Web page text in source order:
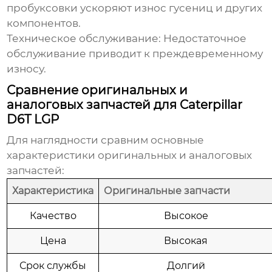
пробуксовки ускоряют износ гусениц и других
компонентов.
Техническое обслуживание: Недостаточное
обслуживание приводит к преждевременному
износу.
Сравнение оригинальных и
аналоговых запчастей для Caterpillar
D6T LGP
Для наглядности сравним основные
характеристики оригинальных и аналоговых
запчастей:
Характеристика Оригинальные запчасти
Качество Высокое
Цена Высокая
Срок службы Долгий